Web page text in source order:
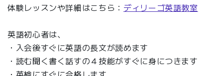
体験レッスンや詳細はこちら： ディリーゴ英語教室
英語初心者は、
・入会後すぐに英語の長文が読めます
・読む聞く書く話すの４技能がすぐに身につきます